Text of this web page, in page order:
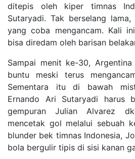
ditepis oleh kiper timnas
Sutaryadi. Tak berselang
yang coba mengancam. Kali
bisa diredam oleh barisan
Sampai menit ke-30,
buntu meski terus
Sementara itu di bawah
Ernando Ari Sutaryadi harus
gempuran Julian Alvarez
mencetak gol melalui sebuah
blunder bek timnas Indonesia,
bola bergulir tipis di sisi kanan